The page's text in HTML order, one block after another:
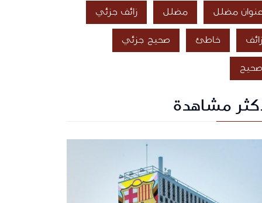
عنوان مضلل مضلل زائف جزئي
زائف خاطئ صحيح جزئي
صحيح
مشاهدة